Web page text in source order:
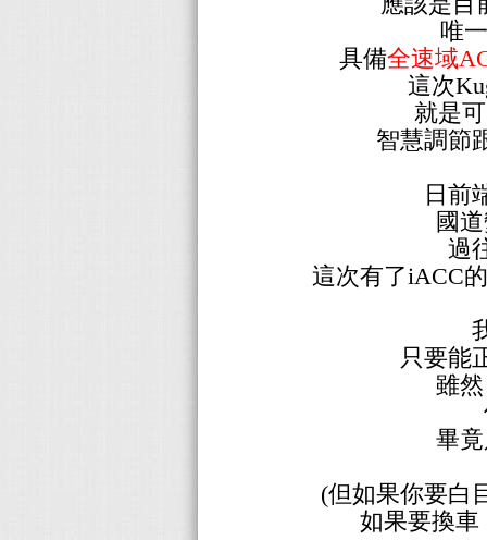
唯
具備全速域
這次
就是
智慧調節
日前
國
過
這次有了iACC
只要能
雖
畢
(但如果你要白
如果要換車